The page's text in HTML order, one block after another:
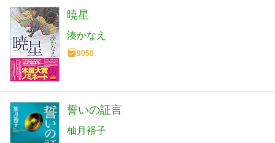
暁星
湊かなえ
9058
誓いの証言
柚月裕子